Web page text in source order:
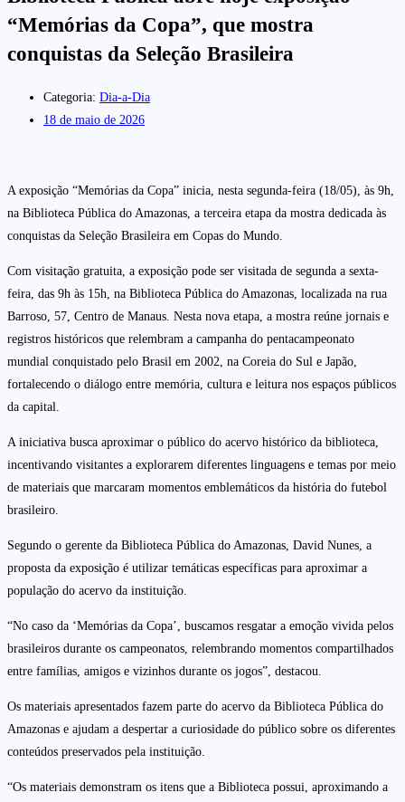
“Memórias da Copa”, que mostra
conquistas da Seleção Brasileira
Categoria: Dia-a-Dia
18 de maio de 2026
A exposição “Memórias da Copa” inicia, nesta segunda-feira (18/05), às 9h,
na Biblioteca Pública do Amazonas, a terceira etapa da mostra dedicada às
conquistas da Seleção Brasileira em Copas do Mundo.
Com visitação gratuita, a exposição pode ser visitada de segunda a sexta-
feira, das 9h às 15h, na Biblioteca Pública do Amazonas, localizada na rua
Barroso, 57, Centro de Manaus. Nesta nova etapa, a mostra reúne jornais e
registros históricos que relembram a campanha do pentacampeonato
mundial conquistado pelo Brasil em 2002, na Coreia do Sul e Japão,
fortalecendo o diálogo entre memória, cultura e leitura nos espaços públicos
da capital.
A iniciativa busca aproximar o público do acervo histórico da biblioteca,
incentivando visitantes a explorarem diferentes linguagens e temas por meio
de materiais que marcaram momentos emblemáticos da história do futebol
brasileiro.
Segundo o gerente da Biblioteca Pública do Amazonas, David Nunes, a
proposta da exposição é utilizar temáticas específicas para aproximar a
população do acervo da instituição.
“No caso da ‘Memórias da Copa’, buscamos resgatar a emoção vivida pelos
brasileiros durante os campeonatos, relembrando momentos compartilhados
entre famílias, amigos e vizinhos durante os jogos”, destacou.
Os materiais apresentados fazem parte do acervo da Biblioteca Pública do
Amazonas e ajudam a despertar a curiosidade do público sobre os diferentes
conteúdos preservados pela instituição.
“Os materiais demonstram os itens que a Biblioteca possui, aproximando a